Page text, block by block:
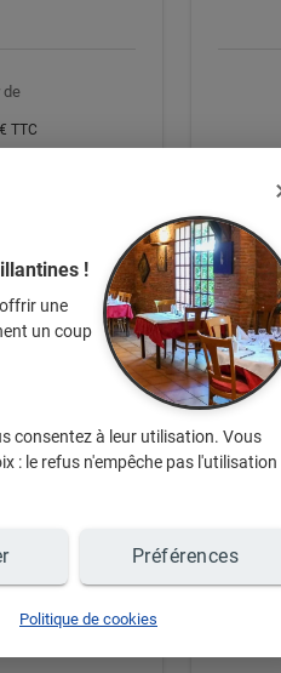
de
€ TTC
de
!
une
un coup
consentez à leur utilisation. Vous
: le refus n'empêche pas l'utilisation
Préférences
Politique de cookies